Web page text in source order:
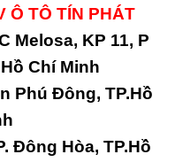
Ô TÔ TÍN PHÁT
Melosa, KP 11, P
Chí Minh
Phú Đông, TP.Hồ
Đông Hòa, TP.Hồ